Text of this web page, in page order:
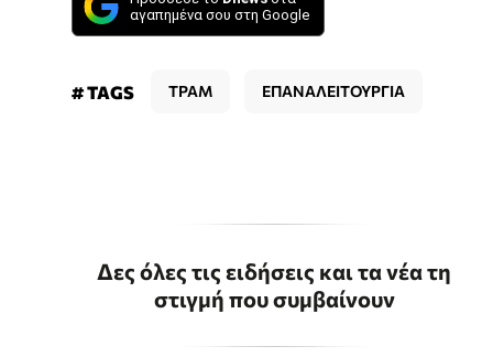
αγαπημένα σου στη Google
# TAGS ΤΡΑΜ ΕΠΑΝΑΛΕΙΤΟΥΡΓΙΑ
Δες όλες τις ειδήσεις και τα νέα τη
στιγμή που συμβαίνουν